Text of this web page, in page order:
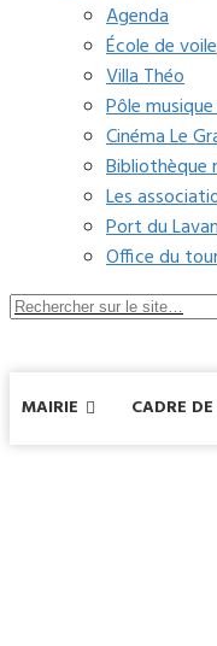
Agenda
École de voile
Villa Théo
Pôle
Cinéma Le
Bibliothèque
Les
Port du
Office du
MAIRIE CADRE